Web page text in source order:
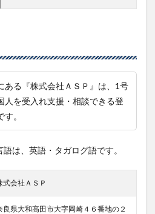
ある『株式会社ＡＳＰ』は、1号
人を受入れ支援・相談できる登
。
は、英語・タガログ語です。
式会社ＡＳＰ
良県大和高田市大字岡崎４６番地の２